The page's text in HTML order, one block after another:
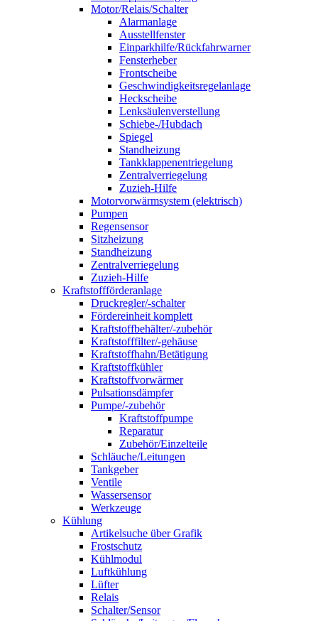
Motor/Relais/Schalter
Alarmanlage
Ausstellfenster
Einparkhilfe/Rückfahrwarner
Fensterheber
Frontscheibe
Geschwindigkeitsregelanlage
Heckscheibe
Lenksäulenverstellung
Schiebe-/Hubdach
Spiegel
Standheizung
Tankklappenentriegelung
Zentralverriegelung
Zuzieh-Hilfe
Motorvorwärmsystem (elektrisch)
Pumpen
Regensensor
Sitzheizung
Standheizung
Zentralverriegelung
Zuzieh-Hilfe
Kraftstoffförderanlage
Druckregler/-schalter
Fördereinheit komplett
Kraftstoffbehälter/-zubehör
Kraftstofffilter/-gehäuse
Kraftstoffhahn/Betätigung
Kraftstoffkühler
Kraftstoffvorwärmer
Pulsationsdämpfer
Pumpe/-zubehör
Kraftstoffpumpe
Reparatur
Zubehör/Einzelteile
Schläuche/Leitungen
Tankgeber
Ventile
Wassersensor
Werkzeuge
Kühlung
Artikelsuche über Grafik
Frostschutz
Kühlmodul
Luftkühlung
Lüfter
Relais
Schalter/Sensor